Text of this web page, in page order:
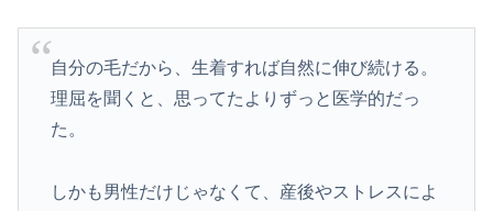
自分の毛だから、生着すれば自然に伸び続ける。
理屈を聞くと、思ってたよりずっと医学的だっ
た。
しかも男性だけじゃなくて、産後やストレスによ